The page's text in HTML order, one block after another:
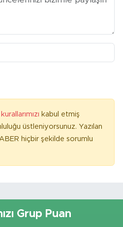
kabul etmiş
üstleniyorsunuz. Yazılan
hiçbir şekilde sorumlu
Grup Puan